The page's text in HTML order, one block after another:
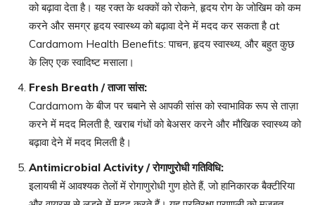
को बढ़ावा देता है। यह रक्त के थक्कों को रोकने, हृदय रोग के जोखिम को कम
करने और समग्र हृदय स्वास्थ्य को बढ़ावा देने में मदद कर सकता है at
Cardamom Health Benefits: पाचन, हृदय स्वास्थ्य, और बहुत कुछ
के लिए एक स्वादिष्ट मसाला।
Fresh Breath /ताजा सांस:
Cardamom के बीज पर चबाने से आपकी सांस को स्वाभाविक रूप से ताज़ा
करने में मदद मिलती है, खराब गंधों को बेअसर करने और मौखिक स्वास्थ्य को
बढ़ावा देने में मदद मिलती है।
Antimicrobial Activity /रोगाणुरोधी गतिविधि:
इलायची में आवश्यक तेलों में रोगाणुरोधी गुण होते हैं, जो हानिकारक बैक्टीरिया